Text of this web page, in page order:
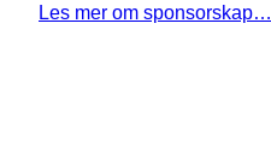
Les mer om sponsorskap…